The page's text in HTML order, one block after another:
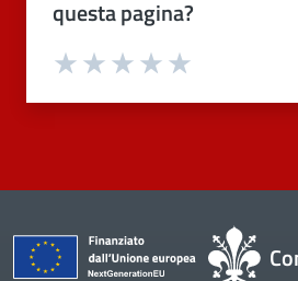
questa pagina?
Valuta 4 stelle su 5
Valuta 3 stelle su 5
Valuta 2 stelle su 5
Valuta 1 stelle su 5